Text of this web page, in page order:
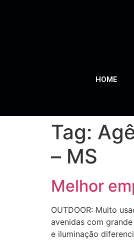
HOME
Tag:
– MS
Melhor
OUTDOOR: Muito
avenidas com
e iluminação